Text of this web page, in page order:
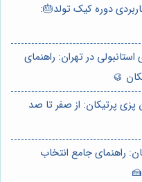
دوره کیک تولد🎂:
در تهران: راهنمای
پزی پرتیکان: از صفر تا صد
راهنمای جامع انتخاب